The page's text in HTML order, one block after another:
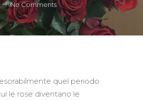
No Comments
quel periodo
le rose diventano le